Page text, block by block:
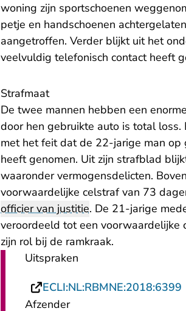
woning zijn sportschoenen
petje en handschoenen
aangetroffen. Verder blijkt uit het
veelvuldig telefonisch contact heeft
Strafmaat
De twee mannen hebben een
door hen gebruikte auto is total
met het feit dat de 22-jarige man op
heeft genomen. Uit zijn strafblad
waaronder vermogensdelicten.
voorwaardelijke celstraf van 73
officier van justitie. De 21-jarige
veroordeeld tot een voorwaardelijke
zijn rol bij de ramkraak.
Uitspraken
ECLI:NL:RBMNE:2018:6399
Afzender